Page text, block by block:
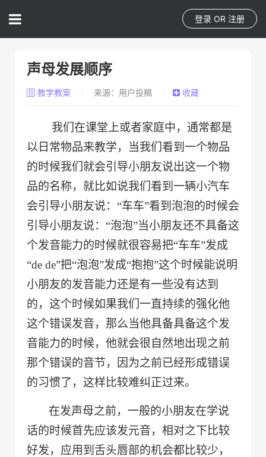
登录 OR 注册
声母发展顺序
教学教案 来源：用户投稿 收藏
我们在课堂上或者家庭中， 通常都是
以 日常物品来教学，当我们看到一个物品
的时候我们就会引导小朋友说出这一个物
品的名称，就比如说我们看到一辆小汽车
会引导小朋友说：“车车”看到泡泡的时候会
引导小朋友说：“泡泡”当小朋友还不具备这
个发音能力的时候就很容易把“车车”发成
“de de”把“泡泡”发成“抱抱”这个时候能说明
小朋友的发音能力还是有一些没有达到
的， 这个时候如果我们一直持续的强化他
这个错误发音， 那么当他具备具备这个发
音能力的时候，他就会很自然地出现之前
那个错误的音节，因为之前已经形成错误
的习惯了，这样比较难纠正过来。
在发声母之前，一般的小朋友在学说
话的时候首先应该发元音， 相对之下 比较
好发，应用到舌头唇部的机会都比较少，